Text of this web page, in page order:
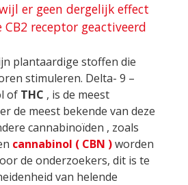
er geen dergelijk effect
receptor geactiveerd
plantaardige stoffen die
stimuleren. Delta- 9 –
of THC , is de meest
de meest bekende van deze
cannabinoïden , zoals
cannabinol ( CBN )worden
de onderzoekers, dit is te
van helende